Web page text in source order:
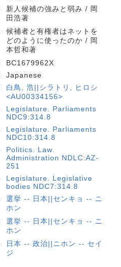
新人候補の強みと弱み / 岡
田浩著
候補者と有権者はネットを
どのように使ったのか / 岡
本哲和著
BC1679962X
Japanese
白鳥, 浩||シラトリ, ヒロシ
<AU00334156>
Legislature. Parliaments
NDC9:314.8
Legislature. Parliaments
NDC10:314.8
Politics. Law.
Administration NDLC:AZ-
251
Legislature. Legislative
bodies NDC7:314.8
選挙 -- 日本||センキョ -- ニ
ホン
選挙 -- 日本||センキョ -- ニ
ホン
日本 -- 政治||ニホン -- セイ
ジ